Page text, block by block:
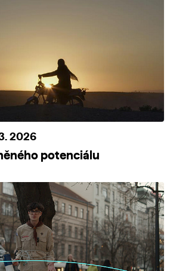
2026
potenciálu